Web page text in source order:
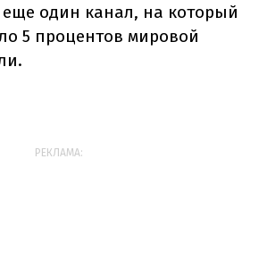
еще один канал, на который
5 процентов мировой
РЕКЛАМА: